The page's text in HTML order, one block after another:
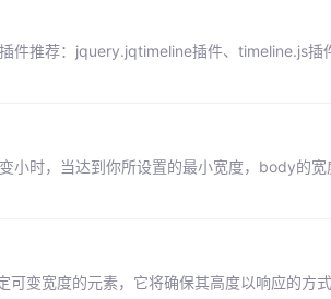
件推荐：jquery.jqtimeline插件、timeline.js插
时，当达到你所设置的最小宽度，body的
变宽度的元素，它将确保其高度以响应的方式